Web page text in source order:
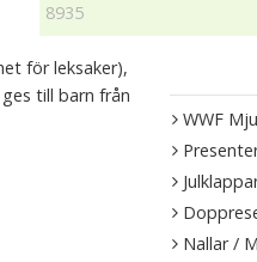
8935
för leksaker),
till barn från
WWF
Nallar /